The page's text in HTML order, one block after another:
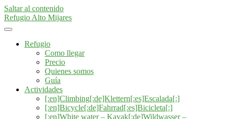
Saltar al contenido
Refugio Alto Mijares
Refugio
Como llegar
Precio
Quienes somos
Guía
Actividades
[:en]Climbing[:de]Klettern[:es]Escalada[:]
[:en]Bicycle[:de]Fahrrad[:es]Bicicleta[:]
[:en]White water – Kayak[:de]Wildwasser –